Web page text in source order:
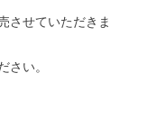
させていただきま
さい。